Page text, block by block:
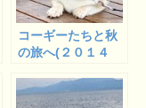
コーギーたちと秋
の旅へ(２０１４